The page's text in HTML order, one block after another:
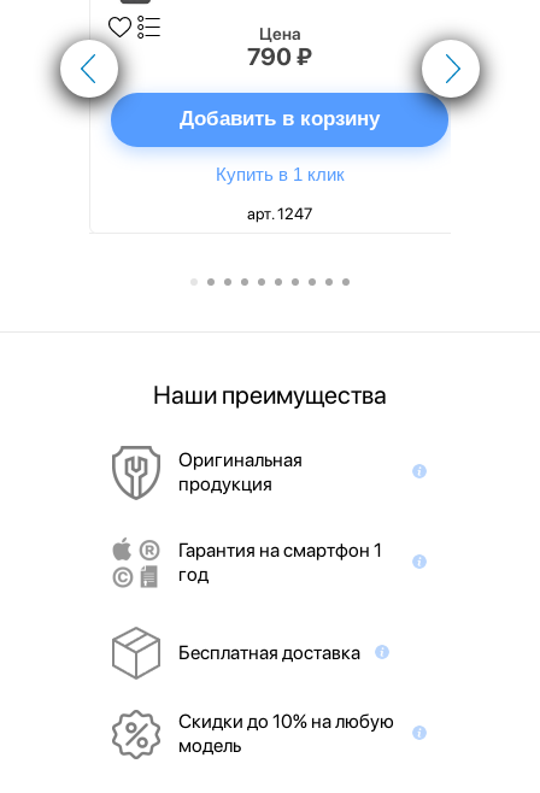
Цена
790 ₽
Добавить в корзину
Купить в 1 клик
арт. 1247
Наши преимущества
Оригинальная
продукция
Гарантия на смартфон 1
год
Бесплатная доставка
Скидки до 10% на любую
модель